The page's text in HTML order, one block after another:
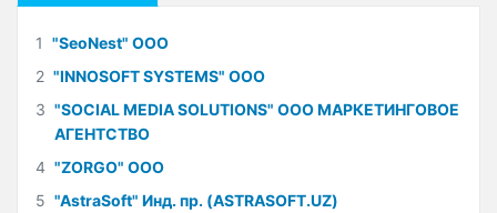
1 "SeoNest" ООО
2 "INNOSOFT SYSTEMS" ООО
3 "SOCIAL MEDIA SOLUTIONS" ООО МАРКЕТИНГОВОЕ
АГЕНТСТВО
4 "ZORGO" ООО
5 "AstraSoft" Инд. пр. (ASTRASOFT.UZ)